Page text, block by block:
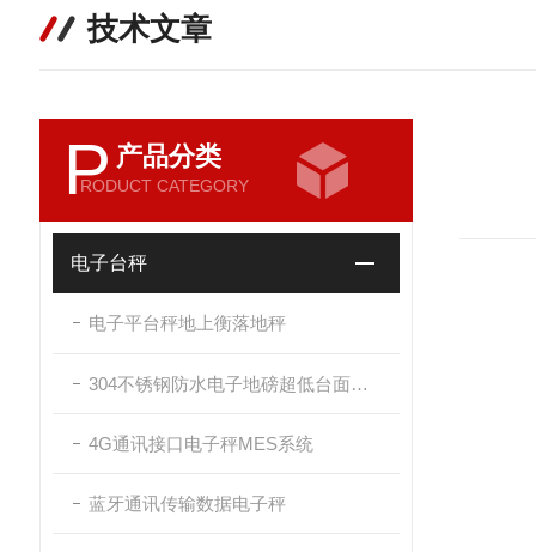
技术文章
P 产品分类
RODUCT CATEGORY
电子台秤
电子平台秤地上衡落地秤
304不锈钢防水电子地磅超低台面带斜坡
4G通讯接口电子秤MES系统
蓝牙通讯传输数据电子秤